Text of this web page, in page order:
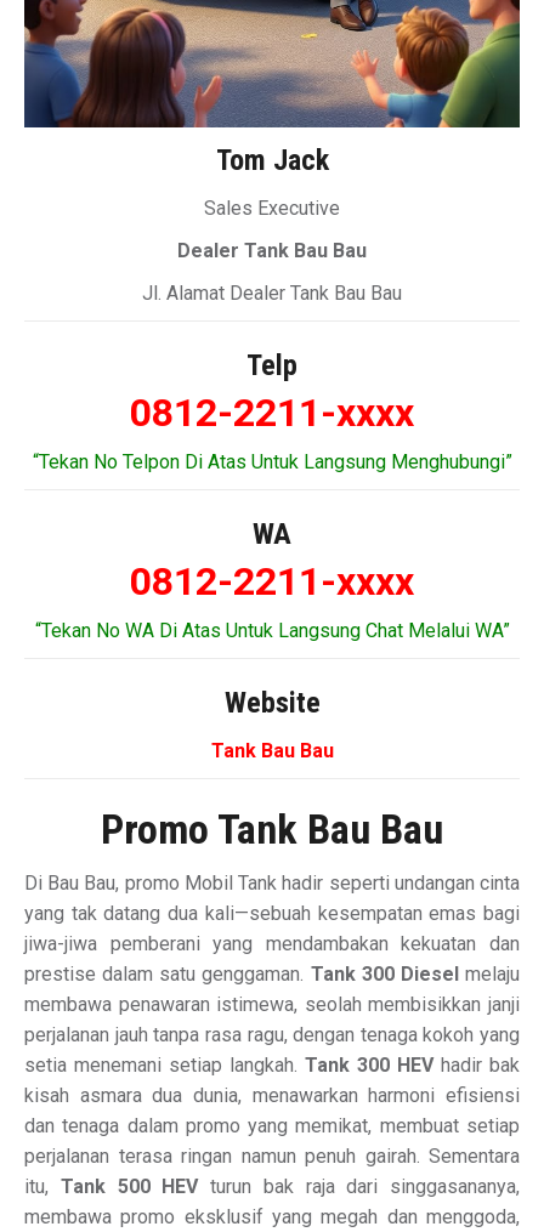
Tom Jack
Sales Executive
Dealer Tank Bau Bau
Jl. Alamat Dealer Tank Bau Bau
Telp
0812-2211-xxxx
“Tekan No Telpon Di Atas Untuk Langsung Menghubungi”
WA
0812-2211-xxxx
“Tekan No WA Di Atas Untuk Langsung Chat Melalui WA”
Website
Tank Bau Bau
Promo Tank Bau Bau
Di Bau Bau, promo Mobil Tank hadir seperti undangan cinta
yang tak datang dua kali—sebuah kesempatan emas bagi
jiwa-jiwa pemberani yang mendambakan kekuatan dan
prestise dalam satu genggaman. Tank 300 Diesel melaju
membawa penawaran istimewa, seolah membisikkan janji
perjalanan jauh tanpa rasa ragu, dengan tenaga kokoh yang
setia menemani setiap langkah. Tank 300 HEVhadir bak
kisah asmara dua dunia, menawarkan harmoni efisiensi
dan tenaga dalam promo yang memikat, membuat setiap
perjalanan terasa ringan namun penuh gairah. Sementara
itu, Tank 500 HEVturun bak raja dari singgasananya,
membawa promo eksklusif yang megah dan menggoda,